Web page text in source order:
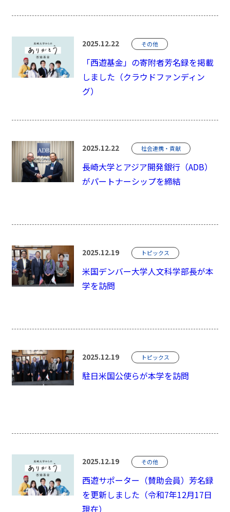
2025.12.22 その他
「西遊基金」の寄附者芳名録を掲載
しました（クラウドファンディン
グ）
2025.12.22 社会連携・貢献
長崎大学とアジア開発銀行（ADB）
がパートナーシップを締結
2025.12.19 トピックス
米国デンバー大学人文科学部長が本
学を訪問
2025.12.19 トピックス
駐日米国公使らが本学を訪問
2025.12.19 その他
西遊サポーター（賛助会員）芳名録
を更新しました（令和7年12月17日
現在）